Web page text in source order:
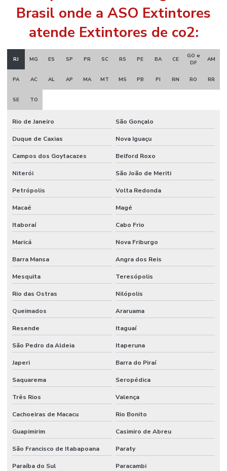
Brasil onde a ASO Extintores
atende Extintores de co2:
RJ MG ES SP PR SC RS PE BA CE
GO e
DF
AM
PA AC AL AP MA MT MS PB PI RN RO RR
SE TO
Rio de Janeiro São Gonçalo
Duque de Caxias Nova Iguaçu
Campos dos Goytacazes Belford Roxo
Niterói São João de Meriti
Petrópolis Volta Redonda
Macaé Magé
Itaboraí Cabo Frio
Maricá Nova Friburgo
Barra Mansa Angra dos Reis
Mesquita Teresópolis
Rio das Ostras Nilópolis
Queimados Araruama
Resende Itaguaí
São Pedro da Aldeia Itaperuna
Japeri Barra do Piraí
Saquarema Seropédica
Três Rios Valença
Cachoeiras de Macacu Rio Bonito
Guapimirim Casimiro de Abreu
São Francisco de Itabapoana Paraty
Paraíba do Sul Paracambi